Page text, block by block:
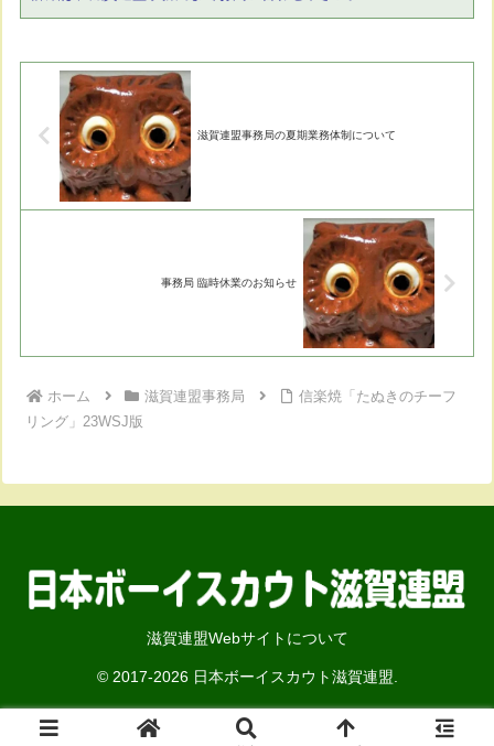
滋賀連盟事務局の夏期業務体制について
事務局 臨時休業のお知らせ
ホーム 滋賀連盟事務局
信楽焼「たぬきのチーフ
リング」23WSJ版
滋賀連盟Webサイトについて
© 2017-2026 日本ボーイスカウト滋賀連盟.